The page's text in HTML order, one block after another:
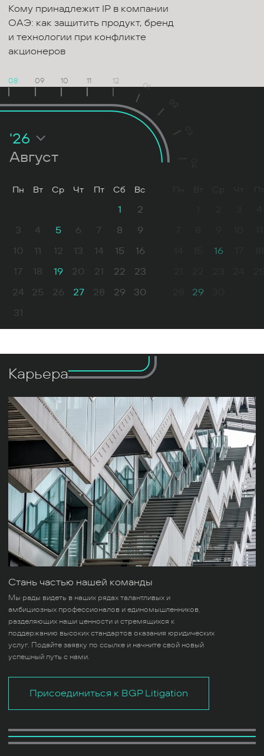
Кому принадлежит IP в компании
ОАЭ: как защитить продукт, бренд
и технологии при конфликте
акционеров
08 09 10 11 12 01
02
Август
'26
Пн Вт Ср Чт Пт Сб Вс
1
2
3
4 5 6 7 8
9
10
11 12 13 14 15
16
17
18 19 20 21 22
23
24
25 26 27 28 29
30
31
16
29
Карьера
Стань частью нашей команды
Мы рады видеть в наших рядах талантливых и
амбициозных профессионалов и единомышленников,
разделяющих наши ценности и стремящихся к
поддержанию высоких стандартов оказания юридических
услуг. Подайте заявку по ссылке и начните свой новый
успешный путь с нами.
Присоединиться к BGP Litigation